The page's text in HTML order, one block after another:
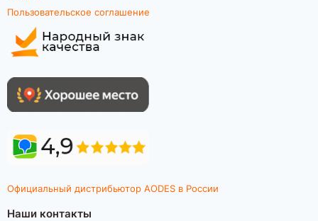
Пользовательское соглашение
Официальный дистрибьютор AODES в России
Наши контакты